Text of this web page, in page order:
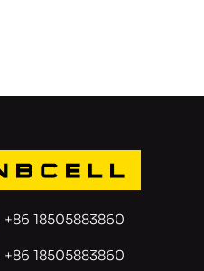
+86 18505883860
+86 18505883860